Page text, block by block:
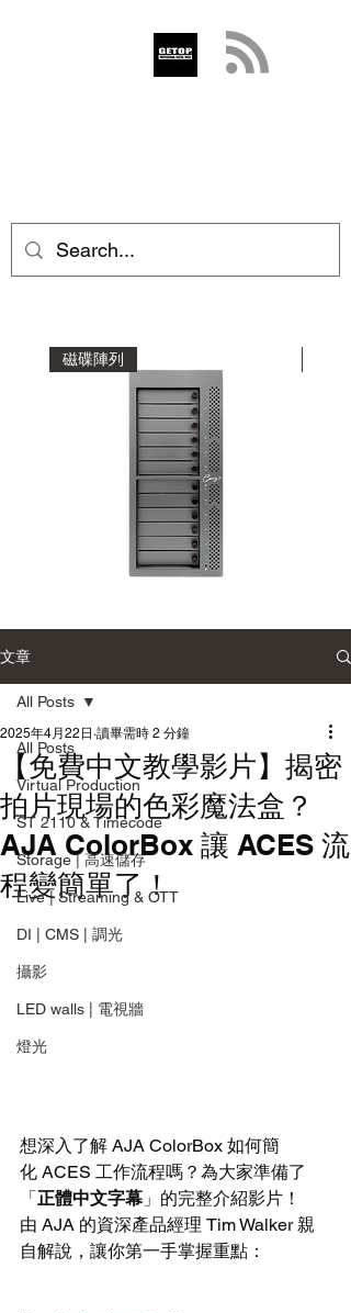
磁碟陣列
Carry
式
專
磁
碟
陣
列
Carry
專
列
文章
All Posts
Virtual Production
ST 2110 & Timecode
Storage | 高速儲存
Live | Streaming & OTT
DI | CMS | 調光
攝影
LED walls | 電視牆
燈光
All Posts
【免費中文教學影片】揭密
拍片現場的色彩魔法盒？
AJA ColorBox 讓 ACES 流
程變簡單了！
2025年4月22日 讀畢需時 2 分鐘
想深入了解 AJA ColorBox 如何簡
化 ACES 工作流程嗎？為大家準備了
「正體中文字幕 」的完整介紹影片！
由 AJA 的資深產品經理 Tim Walker 親
自解說，讓你第一手掌握重點：